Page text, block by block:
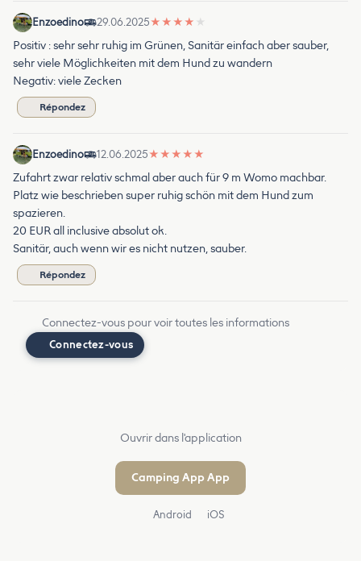
Enzoedino 29.06.2025★ ★ ★ ★ ★
Positiv : sehr sehr ruhig im Grünen, Sanitär einfach aber sauber,
sehr viele Möglichkeiten mit dem Hund zu wandern
Negativ: viele Zecken
Répondez
Enzoedino 12.06.2025★ ★ ★ ★ ★
Zufahrt zwar relativ schmal aber auch für 9 m Womo machbar.
Platz wie beschrieben super ruhig schön mit dem Hund zum
spazieren.
20 EUR all inclusive absolut ok.
Sanitär, auch wenn wir es nicht nutzen, sauber.
Répondez
Connectez-vous pour voir toutes les informations
Connectez-vous
Ouvrir dans l'application
Camping App App
Android iOS